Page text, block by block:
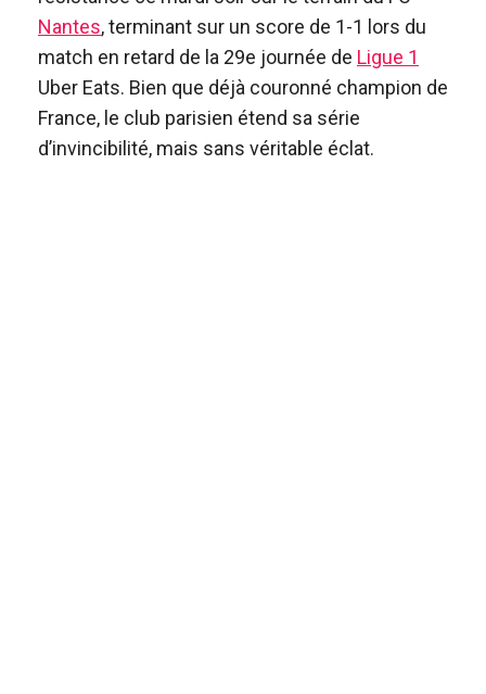
Nantes, terminant sur un score de 1-1 lors du
match en retard de la 29e journée de Ligue 1
Uber Eats. Bien que déjà couronné champion de
France, le club parisien étend sa série
d’invincibilité, mais sans véritable éclat.